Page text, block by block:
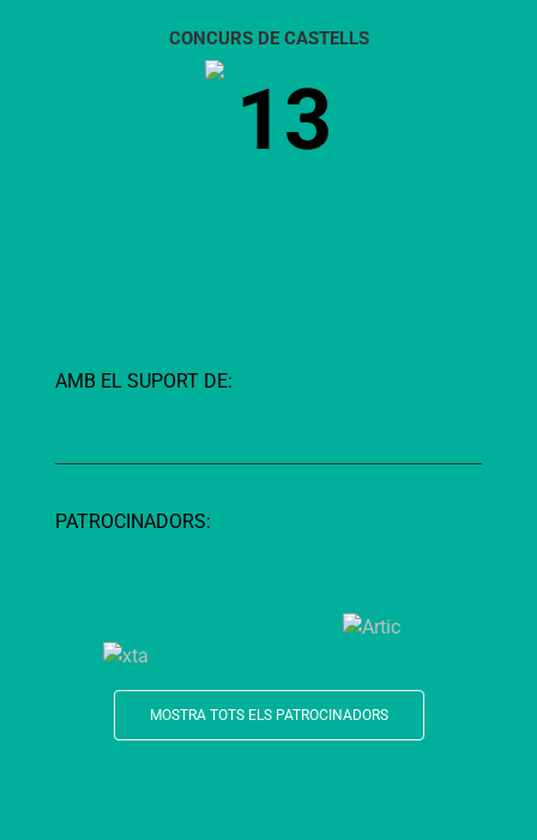
CONCURS DE CASTELLS
13
AMB EL SUPORT DE:
PATROCINADORS:
MOSTRA TOTS ELS PATROCINADORS